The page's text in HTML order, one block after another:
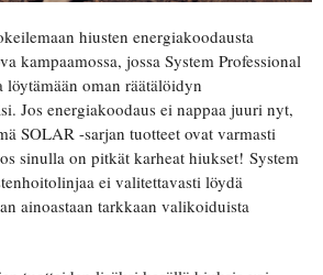
hiusten energiakoodausta
kampaamossa, jossa System Professional
oman räätälöidyn
Jos energiakoodaus ei nappaa juuri nyt,
SOLAR -sarjan tuotteet ovat varmasti
sinulla on pitkät karheat hiukset! System
ei valitettavasti löydä
ainoastaan tarkkaan valikoiduista